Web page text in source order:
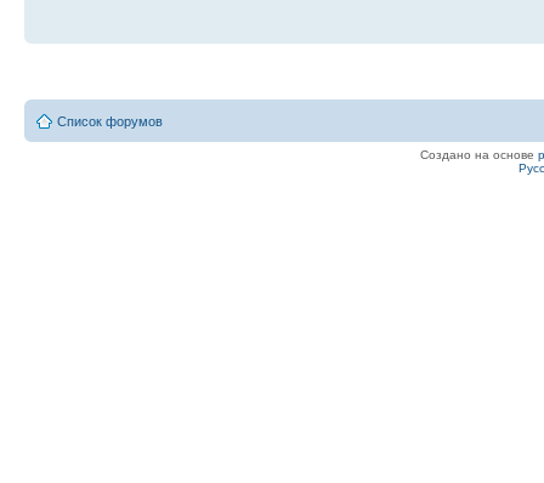
Список форумов
Создано на основе